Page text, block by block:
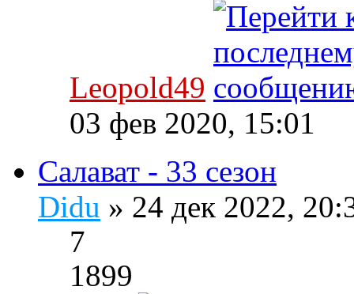
Leopold49
03 фев 2020, 15:01
Салават - 33 сезон
Didu » 24 дек 2022,
7
1899